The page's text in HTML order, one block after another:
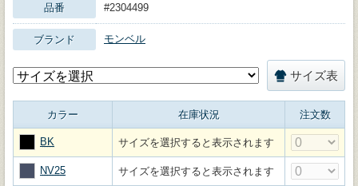
品番 #2304499
ブランド モンベル
サイズ表
カラー 在庫状況 注文数
BK サイズを選択すると表示されます
NV25 サイズを選択すると表示されます